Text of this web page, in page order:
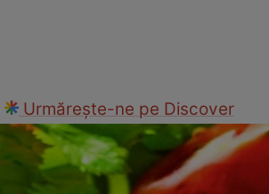
Urmărește-ne pe Discover